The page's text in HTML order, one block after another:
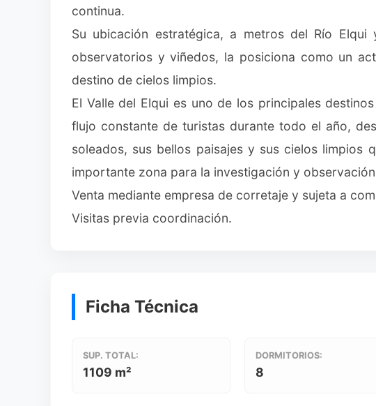
continua.
Su ubicación estratégica, a metros del Río
observatorios y viñedos, la posiciona como un
destino de cielos limpios.
El Valle del Elqui es uno de los principales
flujo constante de turistas durante todo el año,
soleados, sus bellos paisajes y sus cielos limpios
importante zona para la investigación y
Venta mediante empresa de corretaje y sujeta a
Visitas previa coordinación.
Ficha Técnica
SUP. TOTAL:
1109 m²
DORMITORIOS:
8